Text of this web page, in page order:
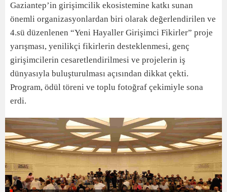
Gaziantep’in girişimcilik ekosistemine katkı sunan
önemli organizasyonlardan biri olarak değerlendirilen ve
4.sü düzenlenen “Yeni Hayaller Girişimci Fikirler” proje
yarışması, yenilikçi fikirlerin desteklenmesi, genç
girişimcilerin cesaretlendirilmesi ve projelerin iş
dünyasıyla buluşturulması açısından dikkat çekti.
Program, ödül töreni ve toplu fotoğraf çekimiyle sona
erdi.